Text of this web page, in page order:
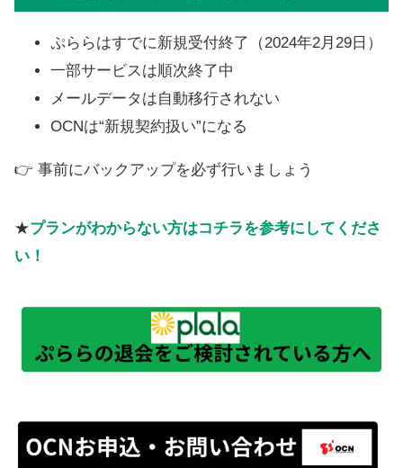
ぷららはすでに新規受付終了（2024年2月29日）
一部サービスは順次終了中
メールデータは自動移行されない
OCNは“新規契約扱い”になる
👉 事前にバックアップを必ず行いましょう
★プランがわからない方はコチラを参考にしてくださ
い！